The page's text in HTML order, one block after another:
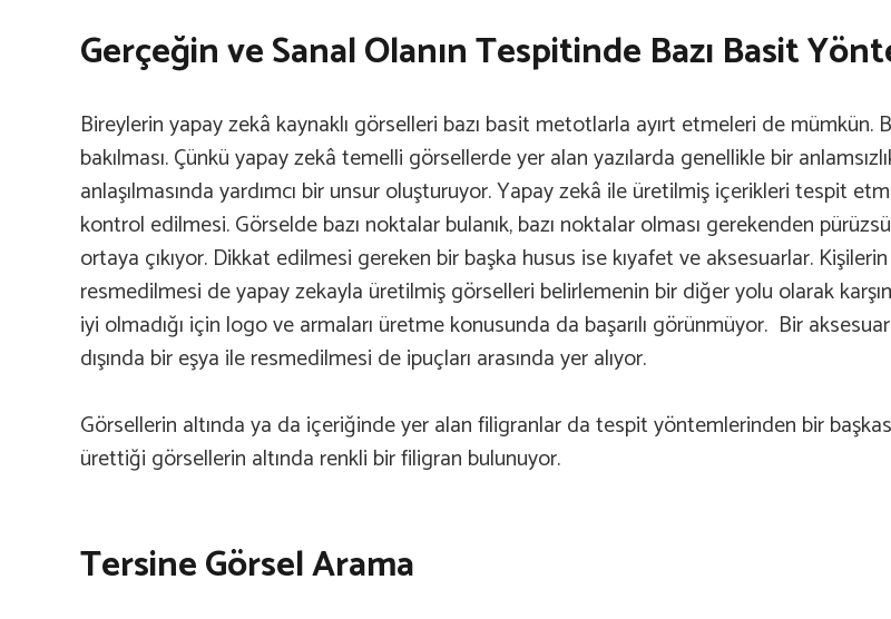
Gerçeğin ve Sanal Olanın Tespitinde Bazı Basit
Bireylerin yapay zekâ kaynaklı görselleri bazı basit metotlarla ayırt etmeleri de
bakılması. Çünkü yapay zekâ temelli görsellerde yer alan yazılarda genellikle bir
anlaşılmasında yardımcı bir unsur oluşturuyor. Yapay zekâ ile üretilmiş içerikleri tespit
kontrol edilmesi. Görselde bazı noktalar bulanık, bazı noktalar olması gerekenden
ortaya çıkıyor. Dikkat edilmesi gereken bir başka husus ise kıyafet ve aksesuarlar.
resmedilmesi de yapay zekayla üretilmiş görselleri belirlemenin bir diğer yolu olarak
iyi olmadığı için logo ve armaları üretme konusunda da başarılı görünmüyor. Bir
dışında bir eşya ile resmedilmesi de ipuçları arasında yer alıyor.
Görsellerin altında ya da içeriğinde yer alan filigranlar da tespit yöntemlerinden bir başkası
ürettiği görsellerin altında renkli bir filigran bulunuyor.
Tersine Görsel Arama